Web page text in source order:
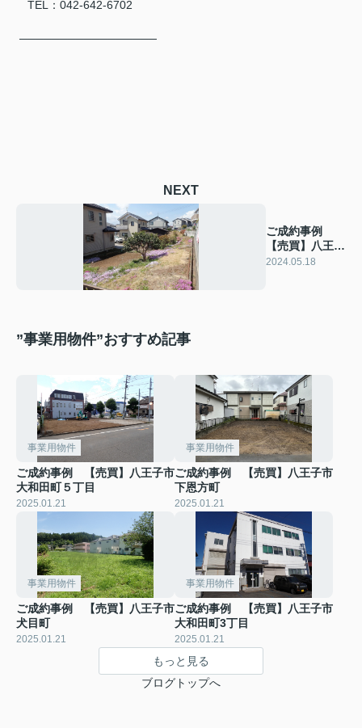
TEL：042-642-6702
─────────────────
NEXT
ご成約事例
【売買】八王子
市中野上町4丁
2024.05.18
”事業用物件”おすすめ記事
事業用物件
ご成約事例 【売買】八王子市
大和田町５丁目
2025.01.21
事業用物件
ご成約事例 【売買】八王子市
下恩方町
2025.01.21
事業用物件
ご成約事例 【売買】八王子市
犬目町
2025.01.21
事業用物件
ご成約事例 【売買】八王子市
大和田町3丁目
2025.01.21
もっと見る
ブログトップへ